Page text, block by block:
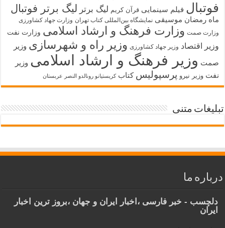
فوتبال فیلم سینمایی قرآن کریم لیگ برتر لیگ برتر فوتبال
ماه رمضان موسیقی نمایشگاه بین‌المللی کتاب تهران وزارت جهاد کشاورزی
وزارت صمت وزارت فرهنگ و ارشاد اسلامی وزارت نفت
وزیر اقتصاد وزیر جهاد کشاورزی وزیر راه و شهرسازی وزیر
صمت وزیر فرهنگ و ارشاد اسلامی وزیر
نفت وزیر نیرو پرسپولیس کتاب کریستیانو رونالدو النصر عربستان
تبلیغات متنی
درباره ما
دلچسب - خبر فارسی ،اخبار ایران و جهان ،بروز ترین اخبار
ایران